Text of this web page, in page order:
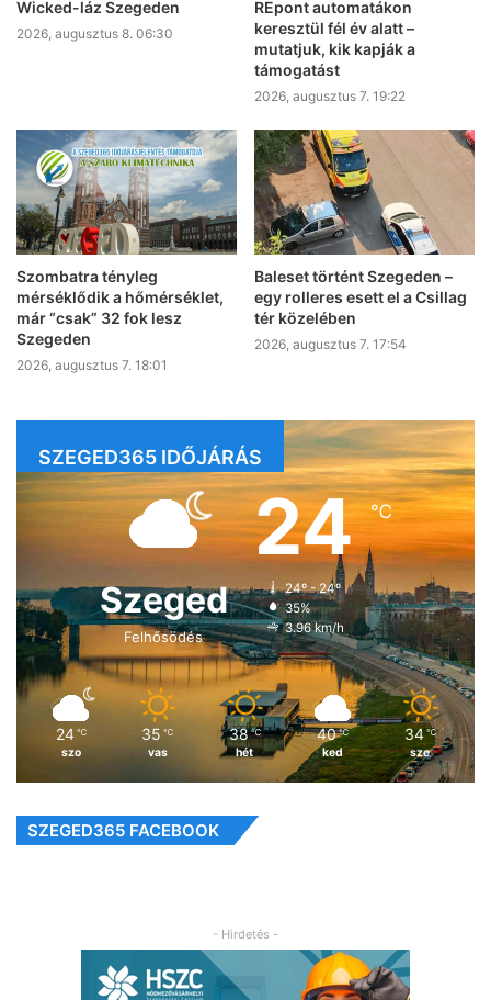
Wicked-láz Szegeden
2026, augusztus 8. 06:30
REpont automatákon
keresztül fél év alatt –
mutatjuk, kik kapják a
támogatást
2026, augusztus 7. 19:22
Szombatra tényleg
mérséklődik a hőmérséklet,
már “csak” 32 fok lesz
Szegeden
2026, augusztus 7. 18:01
Baleset történt Szegeden –
egy rolleres esett el a Csillag
tér közelében
2026, augusztus 7. 17:54
SZEGED365 IDŐJÁRÁS
Szeged
Felhősödés
24℃
24º - 24º
35%
3.96 km/h
24 ℃
szo
35 ℃
vas
38 ℃
hét
40 ℃
ked
34 ℃
sze
SZEGED365 FACEBOOK
- Hirdetés -